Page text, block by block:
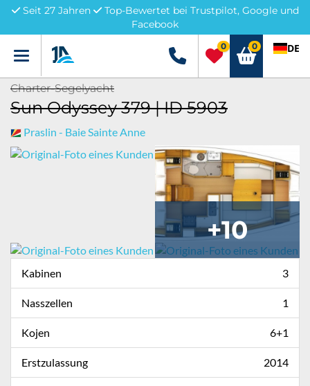
Seit 27 Jahren
Top-Bewertet bei Trustpilot, Google und
Facebook
Menü +49 5741 3222690
0 0 DE
Charter-Segelyacht
Sun Odyssey 379 | ID 5903
Praslin - Baie Sainte Anne
+10
Kabinen 3
Nasszellen 1
Kojen 6+1
Erstzulassung 2014